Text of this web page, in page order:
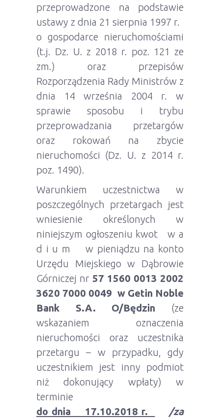
przeprowadzone na podstawie
ustawy z dnia 21 sierpnia 1997 r.
o gospodarce nieruchomościami
(t.j. Dz. U. z 2018 r. poz. 121 ze
zm.) oraz przepisów
Rozporządzenia Rady Ministrów z
dnia 14 września 2004 r. w
sprawie sposobu i trybu
przeprowadzania przetargów
oraz rokowań na zbycie
nieruchomości (Dz. U. z 2014 r.
poz. 1490).
Warunkiem uczestnictwa w
poszczególnych przetargach jest
wniesienie określonych w
niniejszym ogłoszeniu kwot w a
d i u m w pieniądzu na konto
Urzędu Miejskiego w Dąbrowie
Górniczej nr 57 1560 0013 2002
3620 7000 0049 w Getin Noble
Bank S.A. O/Będzin (ze
wskazaniem oznaczenia
nieruchomości oraz uczestnika
przetargu – w przypadku, gdy
uczestnikiem jest inny podmiot
niż dokonujący wpłaty) w
terminie
do dnia 17.10.2018 r.
/za